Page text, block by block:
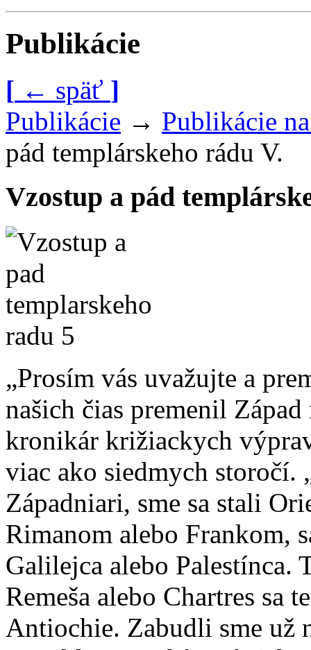
Publikácie
[ ← späť ]
Publikácie → Publikácie
pád templárskeho rádu V.
Vzostup a pád
„Prosím vás uvažujte a
našich čias premenil
kronikár križiackych
viac ako siedmych storočí.
Západniari, sme sa stali
Rimanom alebo Frankom,
Galilejca alebo
Remeša alebo Chartres sa
Antiochie. Zabudli sme už